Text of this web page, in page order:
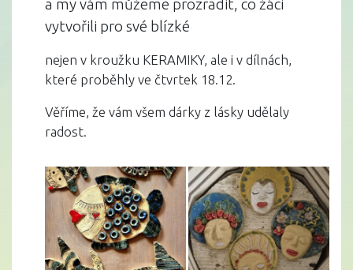
a my vám můžeme prozradit, co žáci
vytvořili pro své blízké
nejen v kroužku KERAMIKY, ale i v dílnách,
které proběhly ve čtvrtek 18.12.
Věříme, že vám všem dárky z lásky udělaly
radost.